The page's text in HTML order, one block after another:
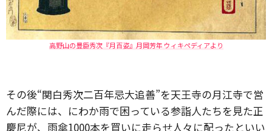
高野山の豊臣秀次『月百姿』月岡芳年 ウィキペディアより
その後“関白秀次二百年忌大追善”を天王寺の月江寺で営
んだ際には、にわか雨で困っている参詣人たちを見た正
慶尼が、雨傘1000本を買いに走らせ人々に配ったといい